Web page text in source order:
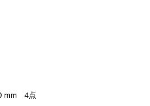
mm 4点